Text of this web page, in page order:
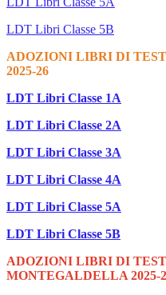
LDT Libri Classe 5B
ADOZIONI LIBRI DI
2025-26
LDT Libri Classe 1A
LDT Libri Classe 2A
LDT Libri Classe 3A
LDT Libri Classe 4A
LDT Libri Classe 5A
LDT Libri Classe 5B
ADOZIONI LIBRI DI
MONTEGALDELLA 2025-